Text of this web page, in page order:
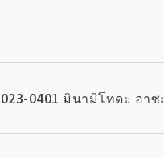
023-0401 มินามิโทดะ อาซ